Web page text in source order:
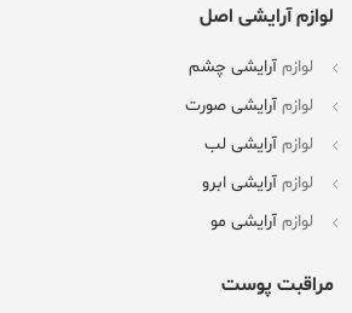
لوازم آرایشی اصل
لوازم آرایشی چشم
لوازم آرایشی صورت
لوازم آرایشی لب
لوازم آرایشی ابرو
لوازم آرایشی مو
مراقبت پوست